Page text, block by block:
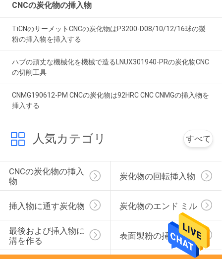
CNCの炭化物の挿入物
TiCNのサーメットCNCの炭化物はP3200-D08/10/12/16球の製
粉の挿入物を挿入する
ハブの頑丈な機械化を機械で造るLNUX301940-PRの炭化物CNC
の切削工具
CNMG190612-PM CNCの炭化物は92HRC CNC CNMGの挿入物を
挿入する
人気カテゴリ すべて
CNCの炭化物の挿入
物
炭化物の回転挿入物
挿入物に通す炭化物 炭化物のエンド ミル
最後および挿入物に
溝を作る
表面製粉の挿入物